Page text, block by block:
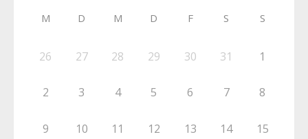
M D M D F S S
26 27 28 29 30 31 1
2 3 4 5 6 7 8
9 10 11 12 13 14 15